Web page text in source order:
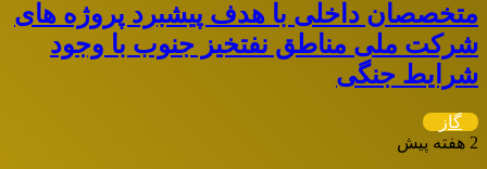
متخصصان داخلی با هدف پیشبرد پروژه های
شرکت ملی مناطق نفتخیز جنوب با وجود
شرایط جنگی
گاز
2 هفته پیش